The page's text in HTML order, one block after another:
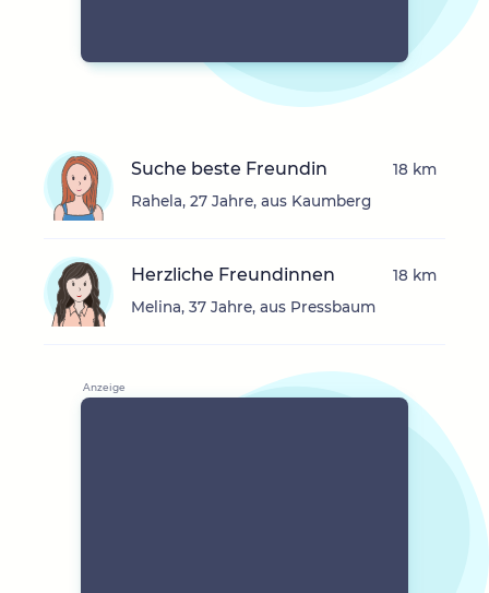
Suche beste Freundin
Rahela, 27 Jahre, aus Kaumberg
18 km
Herzliche Freundinnen
Melina, 37 Jahre, aus Pressbaum
18 km